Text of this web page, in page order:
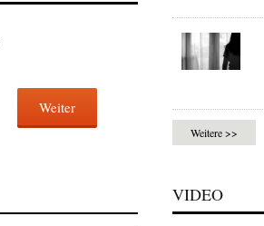
Weiter
Weitere >>
VIDEO